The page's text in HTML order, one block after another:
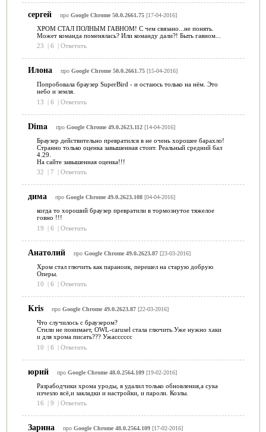
сергей про Google Chrome 50.0.2661.75[17-04-2016]
ХРОМ СТАЛ ПОЛНЫМ ГАВНОМ! С чем связано...не понять.
Может команда поменялась? Или команду дали?! Быть гавном...
23
| 6 | Ответить
Илона про Google Chrome 50.0.2661.75[15-04-2016]
Попробовала браузер SuperBird - и остаюсь только на нём. Это
небо и земля.
13
| 6 | Ответить
Dima про Google Chrome 49.0.2623.112[14-04-2016]
Браузер действительно превратился в не очень хорошее барахло!
Странно только оценка завышенная стоит. Реальный средний бал
4.29.
На сайте завышенная оценка!!!
32
| 7 | Ответить
дима про Google Chrome 49.0.2623.108[04-04-2016]
когда то хороший браузер превратили в тормознутое тяжелое
говно !!!
19
| 6 | Ответить
Анатолий про Google Chrome 49.0.2623.87[23-03-2016]
Хром стал глючить как параноик, перешел на старую добрую
Оперы.
10
| 6 | Ответить
Kris про Google Chrome 49.0.2623.87[22-03-2016]
Что случилось с браузером?
Стили не понимает, OWL-carusel стала глючить.Уже нужно хаки
и для хрома писать??? Ужасссссс
10
| 6 | Ответить
юрий про Google Chrome 48.0.2564.109[19-02-2016]
Разрабодчики хрома уроды, я удалил только обновления,а сука
изчезло всё,и закладки и настройки, и пароли. Козлы.
16
| 9 | Ответить
Зарина про Google Chrome 48.0.2564.109[17-02-2016]